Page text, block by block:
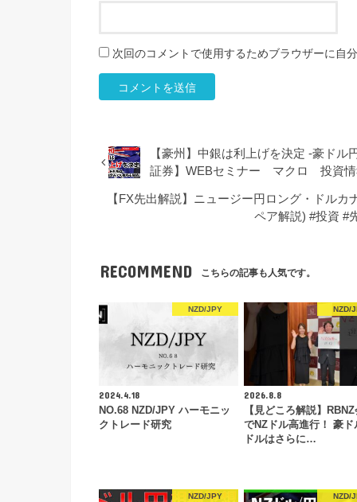
次回のコメントで使用するためブラウザーに自
【豪州】中銀は利上げを決定 -豪ド
証券】WEBセミナー マクロ 投資
【FX先出解説】ニュージー円ロング・ドル
ペア解説) #投資 #
RECOMMEND こちらの記事も人気です。
NZD/JPY
2024.4.18
NO.68 NZD/JPY ハーモニッ
クトレード研究
NZD/
2026.8.8
【見どころ解説】
でNZドル高進行！ 豪ド
ドルはさらに…
NZD/JPY NZD/